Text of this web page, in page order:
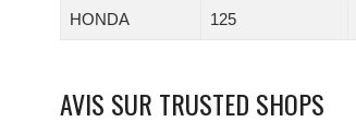
HONDA 125
AVIS SUR TRUSTED SHOPS